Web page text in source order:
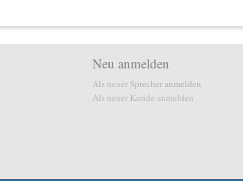
Neu anmelden
Als neuer Sprecher anmelden
Als neuer Kunde anmelden